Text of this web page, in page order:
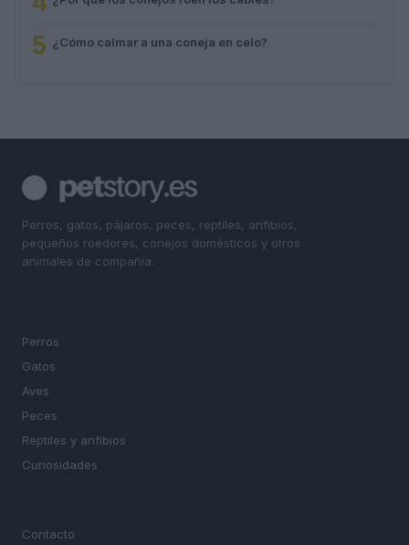
5 ¿Cómo calmar a una coneja en celo?
Perros, gatos, pájaros, peces, reptiles, anfibios,
pequeños roedores, conejos domésticos y otros
animales de compañía.
Perros
Gatos
Aves
Peces
Reptiles y anfibios
Curiosidades
Contacto